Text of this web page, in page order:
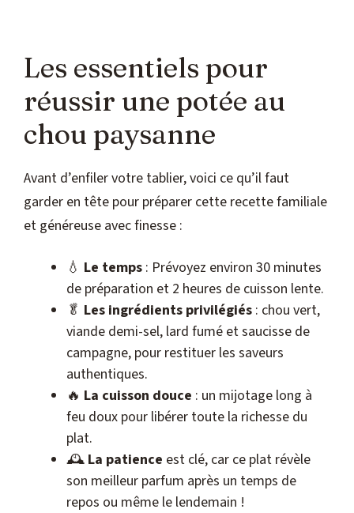
Les essentiels pour
réussir une potée au
chou paysanne
Avant d’enfiler votre tablier, voici ce qu’il faut
garder en tête pour préparer cette recette familiale
et généreuse avec finesse :
💧 Le temps : Prévoyez environ 30 minutes
de préparation et 2 heures de cuisson lente.
🥬 Les ingrédients privilégiés : chou vert,
viande demi-sel, lard fumé et saucisse de
campagne, pour restituer les saveurs
authentiques.
🔥 La cuisson douce : un mijotage long à
feu doux pour libérer toute la richesse du
plat.
🕰 La patience est clé, car ce plat révèle
son meilleur parfum après un temps de
repos ou même le lendemain !